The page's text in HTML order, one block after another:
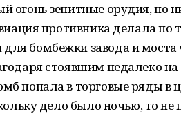
огонь зенитные орудия, но
противника делала по
бомбежки завода и моста
стоявшим недалеко на
попала в торговые ряды в
дело было ночью, то